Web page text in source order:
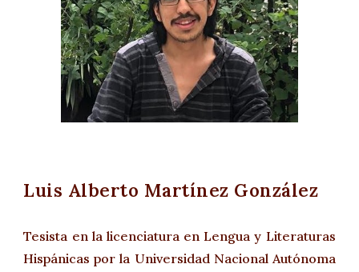
Luis Alberto Martínez González
Tesista en la licenciatura en Lengua y Literaturas
Hispánicas por la Universidad Nacional Autónoma